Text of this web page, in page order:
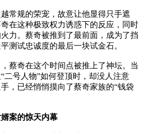
常规的荣宠，故意让他显得只手遮
在这种极致权力诱惑下的反应，同时
力。蔡奇被推到了最前面，成为了挡
测试忠诚度的最后一块试金石。
蔡奇在这个时间点被推上了神坛。当
二号人物”如何登顶时，却没人注意
，已经悄悄摸向了蔡奇家族的“钱袋
案的惊天内幕